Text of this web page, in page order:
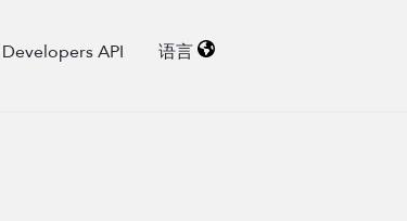
Developers API 语言